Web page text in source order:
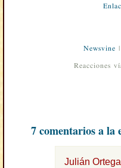
Newsvine
Reacciones
7 comentarios a la
Julián